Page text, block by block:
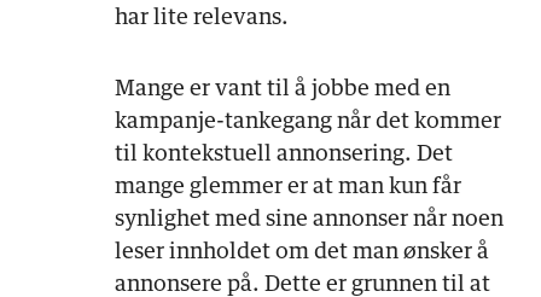
har lite relevans.
Mange er vant til å jobbe med en
kampanje-tankegang når det kommer
til kontekstuell annonsering. Det
mange glemmer er at man kun får
synlighet med sine annonser når noen
leser innholdet om det man ønsker å
annonsere på. Dette er grunnen til at